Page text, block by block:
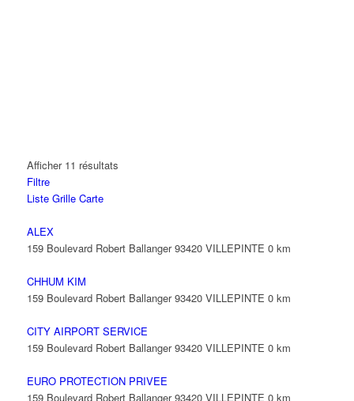
Afficher 11 résultats
Filtre
Liste Grille Carte
ALEX
159 Boulevard Robert Ballanger 93420 VILLEPINTE 0 km
CHHUM KIM
159 Boulevard Robert Ballanger 93420 VILLEPINTE 0 km
CITY AIRPORT SERVICE
159 Boulevard Robert Ballanger 93420 VILLEPINTE 0 km
EURO PROTECTION PRIVEE
159 Boulevard Robert Ballanger 93420 VILLEPINTE 0 km